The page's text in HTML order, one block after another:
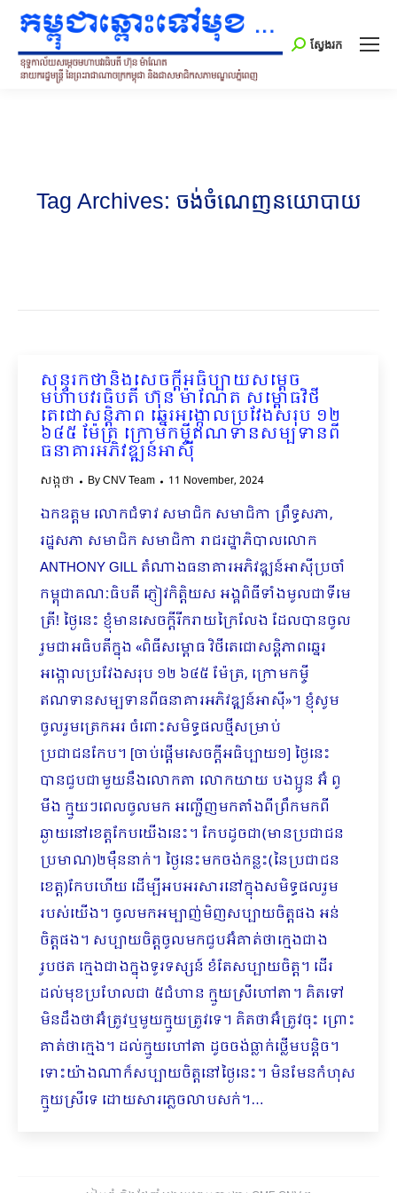
Search:
ស្វែងរក
Tag Archives: ចង់ចំណេញនយោបាយ
សុន្ទរកថានិងសេចក្ដីអធិប្បាយសម្ដេច
មហាបវរធិបតី ហ៊ុន ម៉ាណែត សម្ពោធវិថី
តេជោសន្តិភាព ឆ្នេរអង្កោលប្រវែងសរុប ១២
៦៤៥ ម៉ែត្រ ក្រោមកម្ចីឥណទានសម្បទានពី
ធនាគារអភិវឌ្ឍន៍អាស៊ី
សង្កថា ByCNV Team 11 November, 2024
ឯកឧត្តម លោកជំទាវ សមាជិក សមាជិកា ព្រឹទ្ធសភា,
រដ្ឋសភា សមាជិក សមាជិកា រាជរដ្ឋាភិបាលលោក
ANTHONY GILL តំណាងធនាគារអភិវឌ្ឍន៍អាស៊ីប្រចាំ
កម្ពុជាគណៈធិបតី ភ្ញៀវកិត្តិយស អង្គពិធីទាំងមូលជាទីមេ
ត្រី! ថ្ងៃនេះ ខ្ញុំមានសេចក្ដីរីករាយក្រៃលែង ដែលបានចូល
រួមជាអធិបតីក្នុង «ពិធីសម្ពោធ វិថីតេជោសន្តិភាពឆ្នេរ
អង្កោលប្រវែងសរុប ១២ ៦៤៥ ម៉ែត្រ, ក្រោមកម្ចី
ឥណទានសម្បទាន​ពីធនាគារអភិវឌ្ឍន៍អាស៊ី»។ ខ្ញុំសូម
ចូលរួមត្រេកអរ ចំពោះសមិទ្ធផលថ្មីសម្រាប់
ប្រជាជនកែប។ [ចាប់ផ្ដើមសេចក្ដីអធិប្បាយ១] ថ្ងៃនេះ
បានជួបជាមួយនឹងលោកតា លោកយាយ បងប្អូន អ៊ំ ពូ
មីង ក្មួយៗពេលចូលមក អញ្ជើញមកតាំងពីព្រឹកមកពី
ឆ្ងាយនៅខេត្តកែបយើងនេះ។ កែបដូចជា(មានប្រជាជន
ប្រមាណ)២ម៉ឺននាក់។ ថ្ងៃនេះមកចង់កន្លះ(នៃប្រជាជន
ខេត្ត)កែបហើយ ដើម្បីអបអរសារនៅក្នុងសមិទ្ធផលរួម
របស់យើង។ ចូលមកអម្បាញ់មិញសប្បាយចិត្តផង អន់
ចិត្តផង។ សប្បាយចិត្តចូលមកជួបអ៊ំគាត់ថាក្មេងជាង
រូបថត ក្មេងជាងក្នុងទូរទស្សន៍ ខំតែសប្បាយចិត្ត។ ដើរ
ដល់មុខប្រហែលជា ៥ជំហាន ក្មួយស្រីហៅតា។ គិតទៅ
មិនដឹងថាអ៊ំត្រូវឬមួយក្មួយត្រូវទេ។ គិតថាអ៊ំត្រូវចុះ ព្រោះ
គាត់ថាក្មេង។ ដល់ក្មួយហៅតា ដូចចង់ធ្លាក់ថ្លើមបន្តិច។
ទោះយ៉ាងណាក៏សប្បាយចិត្តនៅថ្ងៃនេះ។ មិនមែនកំហុស
ក្មួយស្រីទេ ដោយសារភ្លេច​​លាបសក់។…